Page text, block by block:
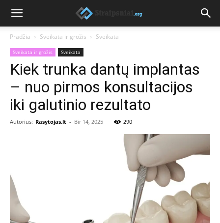
Pradžia Sveikata ir grožis Sveikata
Sveikata ir grožis Sveikata
Kiek trunka dantų implantas
– nuo pirmos konsultacijos
iki galutinio rezultato
Autorius: Rasytojas.lt - Bir 14, 2025 290